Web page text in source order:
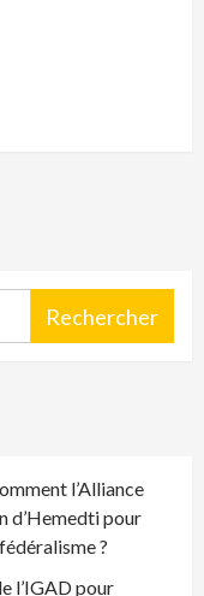
Rechercher
l’Alliance
d’Hemedti pour
?
l’IGAD pour